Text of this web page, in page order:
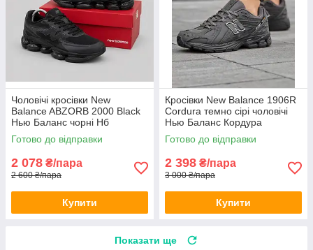
Чоловічі кросівки New
Balance ABZORB 2000 Black
Нью Баланс чорні Нб
текстиль демісезон
Готово до відправки
2 078 ₴/пара
2 600 ₴/пара
Купити
Кросівки New Balance 1906R
Cordura темно сірі чоловічі
Нью Баланс Кордура
водостійкі
Готово до відправки
2 398 ₴/пара
3 000 ₴/пара
Купити
Показати ще